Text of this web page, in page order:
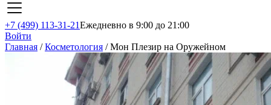
+7 (499) 113-31-21Ежедневно в 9:00 до 21:00
Войти
Главная /Косметология /Мон Плезир на Оружейном